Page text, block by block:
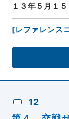
１３年５月１５
[レファレンス
12